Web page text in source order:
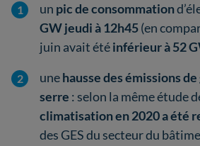
un pic de consommation
GW jeudi à 12h45(en
juin avait étéinférieur à 52
unehausse des émissions
serre : selon la même étude
climatisation en 2020 a été
des GES du secteur du